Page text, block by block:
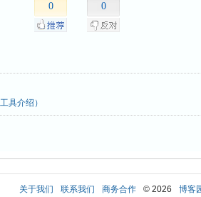
0 0
具介绍）
关于我们 联系我们 商务合作 © 2026 博客